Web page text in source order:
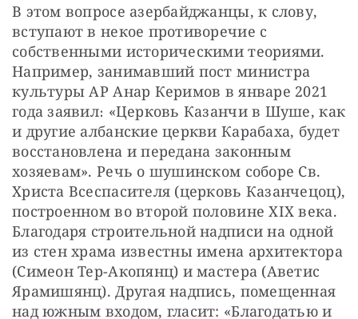
В этом вопросе азербайджанцы, к слову,
вступают в некое противоречие с
собственными историческими теориями.
Например, занимавший пост министра
культуры АР Анар Керимов в январе 2021
года заявил։ «Церковь Казанчи в Шуше, как
и другие албанские церкви Карабаха, будет
восстановлена и передана законным
хозяевам». Речь о шушинском соборе Св.
Христа Всеспасителя (церковь Казанчецоц),
построенном во второй половине XIX века.
Благодаря строительной надписи на одной
из стен храма известны имена архитектора
(Симеон Тер-Акопянц) и мастера (Аветис
Ярамишянц). Другая надпись, помещенная
над южным входом, гласит: «Благодатью и